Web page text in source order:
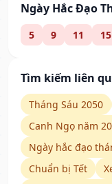
Ngày Hắc Đạo
5 9 11 15
Tìm kiếm liên
Tháng Sáu 2050
Canh Ngọ năm
Ngày hắc đạo
Chuẩn bị Tết